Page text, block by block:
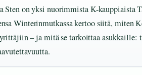
Sten on yksi nuorimmista K-kauppiaista
Winterinmutkassa kertoo siitä, miten
– ja mitä se tarkoittaa asukkaille: